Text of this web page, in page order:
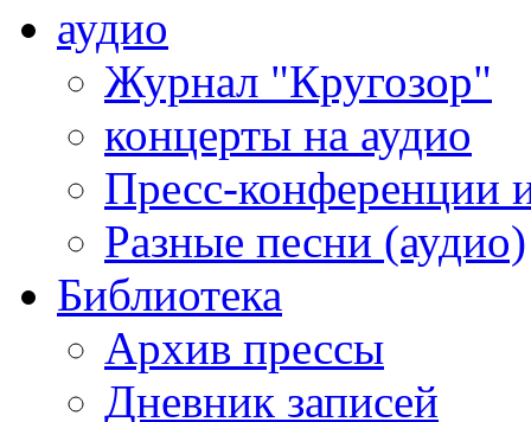
аудио
Журнал "Кругозор"
концерты на аудио
Пресс-конференции
Разные песни (аудио)
Библиотека
Архив прессы
Дневник записей